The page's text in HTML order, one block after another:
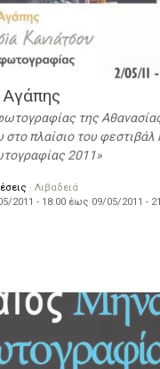
της
στο πλαίσιο του
2011
· Λιβαδειά
2011 - 18:00 έως 09/05/2011 -